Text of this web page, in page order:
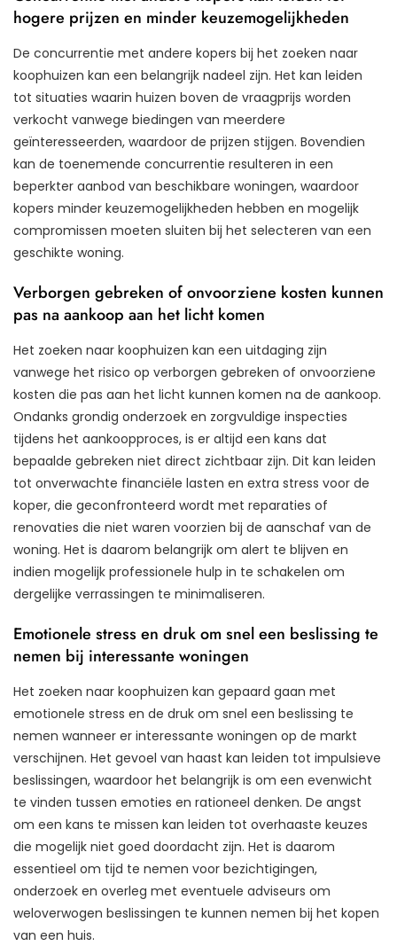
hogere prijzen en minder keuzemogelijkheden
De concurrentie met andere kopers bij het zoeken naar
koophuizen kan een belangrijk nadeel zijn. Het kan leiden
tot situaties waarin huizen boven de vraagprijs worden
verkocht vanwege biedingen van meerdere
geïnteresseerden, waardoor de prijzen stijgen. Bovendien
kan de toenemende concurrentie resulteren in een
beperkter aanbod van beschikbare woningen, waardoor
kopers minder keuzemogelijkheden hebben en mogelijk
compromissen moeten sluiten bij het selecteren van een
geschikte woning.
Verborgen gebreken of onvoorziene kosten kunnen
pas na aankoop aan het licht komen
Het zoeken naar koophuizen kan een uitdaging zijn
vanwege het risico op verborgen gebreken of onvoorziene
kosten die pas aan het licht kunnen komen na de aankoop.
Ondanks grondig onderzoek en zorgvuldige inspecties
tijdens het aankoopproces, is er altijd een kans dat
bepaalde gebreken niet direct zichtbaar zijn. Dit kan leiden
tot onverwachte financiële lasten en extra stress voor de
koper, die geconfronteerd wordt met reparaties of
renovaties die niet waren voorzien bij de aanschaf van de
woning. Het is daarom belangrijk om alert te blijven en
indien mogelijk professionele hulp in te schakelen om
dergelijke verrassingen te minimaliseren.
Emotionele stress en druk om snel een beslissing te
nemen bij interessante woningen
Het zoeken naar koophuizen kan gepaard gaan met
emotionele stress en de druk om snel een beslissing te
nemen wanneer er interessante woningen op de markt
verschijnen. Het gevoel van haast kan leiden tot impulsieve
beslissingen, waardoor het belangrijk is om een evenwicht
te vinden tussen emoties en rationeel denken. De angst
om een kans te missen kan leiden tot overhaaste keuzes
die mogelijk niet goed doordacht zijn. Het is daarom
essentieel om tijd te nemen voor bezichtigingen,
onderzoek en overleg met eventuele adviseurs om
weloverwogen beslissingen te kunnen nemen bij het kopen
van een huis.